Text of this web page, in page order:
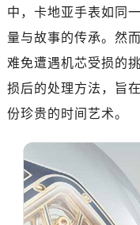
中，卡地亚手表如同
量与故事的传承。然
难免遭遇机芯受损的
损后的处理方法，旨
份珍贵的时间艺术。